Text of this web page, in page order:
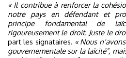
« Il contribue à renforcer la
notre pays en défendant et
principe fondamental de
rigoureusement le droit. Juste le
part les signataires. « Nous
gouvernementale sur la laïcité",